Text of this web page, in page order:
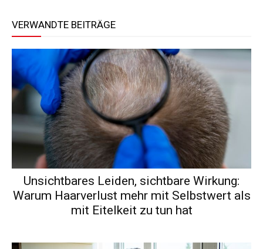
VERWANDTE BEITRÄGE
Unsichtbares Leiden, sichtbare Wirkung:
Warum Haarverlust mehr mit Selbstwert als
mit Eitelkeit zu tun hat